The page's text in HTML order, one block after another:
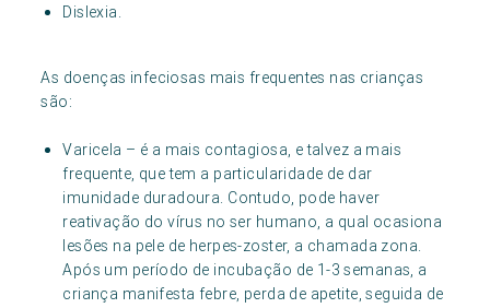
Dislexia.
As doenças infeciosas mais frequentes nas crianças
são:
Varicela – é a mais contagiosa, e talvez a mais
frequente, que tem a particularidade de dar
imunidade duradoura. Contudo, pode haver
reativação do vírus no ser humano, a qual ocasiona
lesões na pele de herpes-zoster, a chamada zona.
Após um período de incubação de 1-3 semanas, a
criança manifesta febre, perda de apetite, seguida de